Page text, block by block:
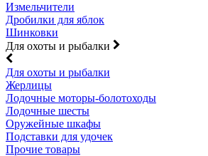
Измельчители
Дробилки для яблок
Шинковки
Для охоты и рыбалки
Для охоты и рыбалки
Жерлицы
Лодочные моторы-болотоходы
Лодочные шесты
Оружейные шкафы
Подставки для удочек
Прочие товары